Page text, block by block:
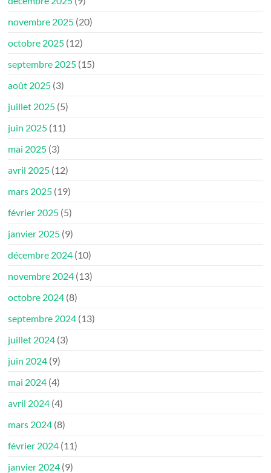
novembre 2025 (20)
octobre 2025 (12)
septembre 2025 (15)
août 2025 (3)
juillet 2025 (5)
juin 2025 (11)
mai 2025 (3)
avril 2025 (12)
mars 2025 (19)
février 2025 (5)
janvier 2025 (9)
décembre 2024 (10)
novembre 2024 (13)
octobre 2024 (8)
septembre 2024 (13)
juillet 2024 (3)
juin 2024 (9)
mai 2024 (4)
avril 2024 (4)
mars 2024 (8)
février 2024 (11)
janvier 2024 (9)